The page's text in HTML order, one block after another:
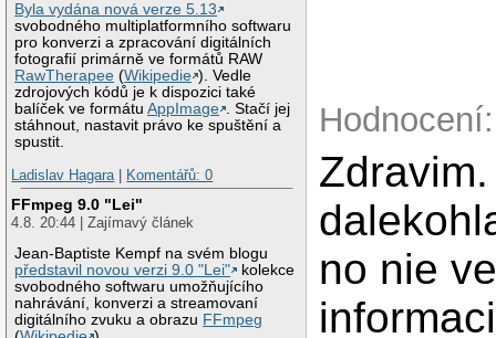
Byla vydána nová verze 5.13
svobodného multiplatformního softwaru
pro konverzi a zpracování digitálních
fotografií primárně ve formátů RAW
RawTherapee (Wikipedie ). Vedle
zdrojových kódů je k dispozici také
balíček ve formátuAppImage . Stačí jej
stáhnout, nastavit právo ke spuštění a
spustit.
Ladislav Hagara| Komentářů: 0
FFmpeg 9.0 "Lei"
4.8. 20:44 | Zajímavý článek
Jean-Baptiste Kempf na svém blogu
představil novou verzi 9.0 "Lei"
kolekce
svobodného softwaru umožňujícího
nahrávání, konverzi a streamovaní
digitálního zvuku a obrazu FFmpeg
no nie